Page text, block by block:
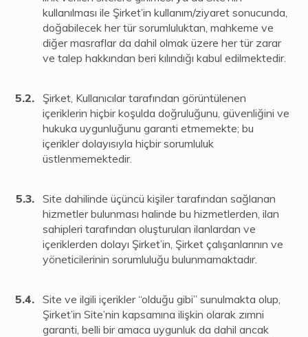
kullanılması ile Şirket’in kullanım/ziyaret sonucunda,
doğabilecek her tür sorumluluktan, mahkeme ve
diğer masraflar da dahil olmak üzere her tür zarar
ve talep hakkından beri kılındığı kabul edilmektedir.
Şirket, Kullanıcılar tarafından görüntülenen
içeriklerin hiçbir koşulda doğruluğunu, güvenliğini ve
hukuka uygunluğunu garanti etmemekte; bu
içerikler dolayısıyla hiçbir sorumluluk
üstlenmemektedir.
Site dahilinde üçüncü kişiler tarafından sağlanan
hizmetler bulunması halinde bu hizmetlerden, ilan
sahipleri tarafından oluşturulan ilanlardan ve
içeriklerden dolayı Şirket’in, Şirket çalışanlarının ve
yöneticilerinin sorumluluğu bulunmamaktadır.
Site ve ilgili içerikler “olduğu gibi” sunulmakta olup,
Şirket’in Site’nin kapsamına ilişkin olarak zımni
garanti, belli bir amaca uygunluk da dahil ancak